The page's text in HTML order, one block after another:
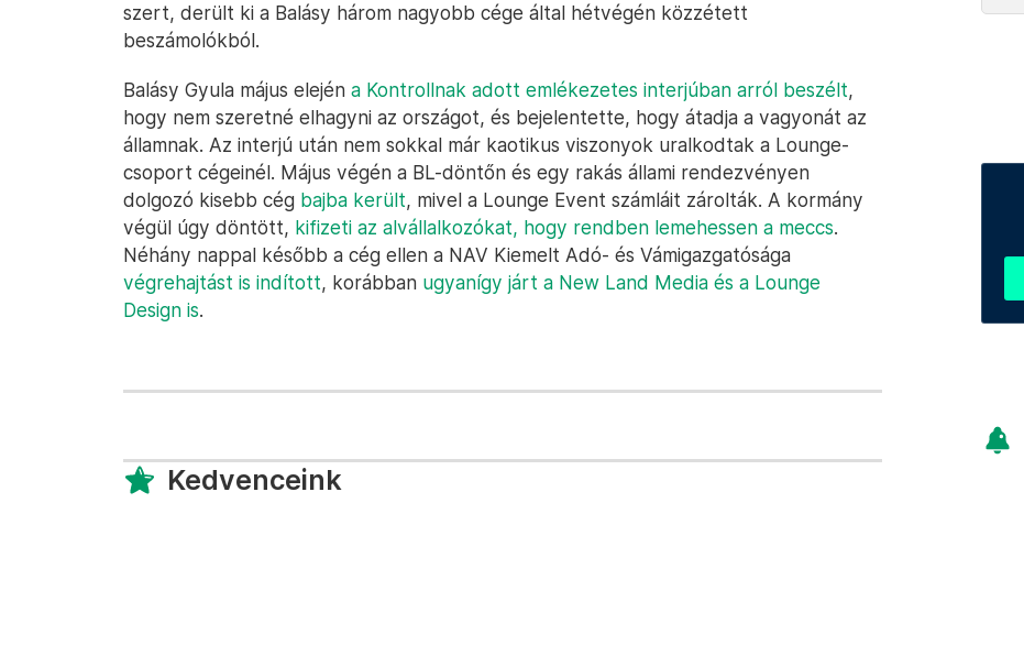
szert, derült ki a Balásy három nagyobb cége által hétvégén közzétett
beszámolókból.
Balásy Gyula május elején a Kontrollnak adott emlékezetes interjúban arról beszélt,
hogy nem szeretné elhagyni az országot, és bejelentette, hogy átadja a vagyonát az
államnak. Az interjú után nem sokkal már kaotikus viszonyok uralkodtak a Lounge-
csoport cégeinél. Május végén a BL-döntőn és egy rakás állami rendezvényen
dolgozó kisebb cég bajba került, mivel a Lounge Event számláit zárolták. A kormány
végül úgy döntött, kifizeti az alvállalkozókat, hogy rendben lemehessen a meccs.
Néhány nappal később a cég ellen a NAV Kiemelt Adó- és Vámigazgatósága
végrehajtást is indított, korábban ugyanígy járt a New Land Media és a Lounge
Design is.
Kedvenceink